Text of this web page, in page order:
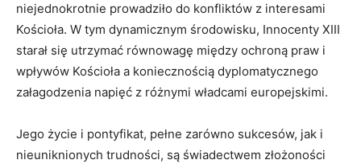
niejednokrotnie prowadziło do konfliktów z interesami
Kościoła. W tym dynamicznym środowisku, Innocenty XIII
starał się utrzymać równowagę między ochroną praw i
wpływów Kościoła a koniecznością dyplomatycznego
załagodzenia napięć z różnymi władcami europejskimi.
Jego życie i pontyfikat, pełne zarówno sukcesów, jak i
nieuniknionych trudności, są świadectwem złożoności